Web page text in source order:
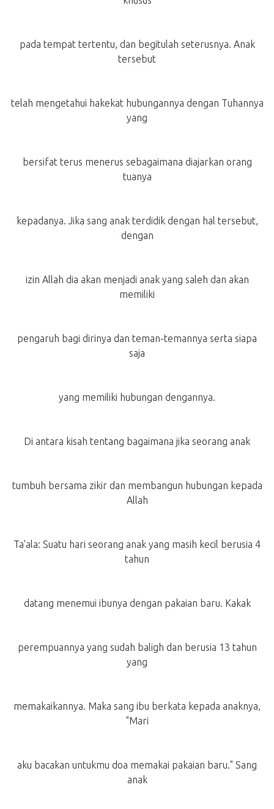
pada tempat tertentu, dan begitulah seterusnya. Anak
tersebut
telah mengetahui hakekat hubungannya dengan Tuhannya
yang
bersifat terus menerus sebagaimana diajarkan orang
tuanya
kepadanya. Jika sang anak terdidik dengan hal tersebut,
dengan
izin Allah dia akan menjadi anak yang saleh dan akan
memiliki
pengaruh bagi dirinya dan teman-temannya serta siapa
saja
yang memiliki hubungan dengannya.
Di antara kisah tentang bagaimana jika seorang anak
tumbuh bersama zikir dan membangun hubungan kepada
Allah
Ta'ala: Suatu hari seorang anak yang masih kecil berusia 4
tahun
datang menemui ibunya dengan pakaian baru. Kakak
perempuannya yang sudah baligh dan berusia 13 tahun
yang
memakaikannya. Maka sang ibu berkata kepada anaknya,
"Mari
aku bacakan untukmu doa memakai pakaian baru." Sang
anak